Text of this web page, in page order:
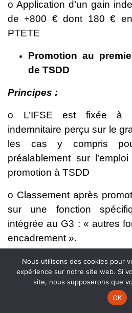
o Application d’un gain
de +800 € dont 180 €
PTETE
Promotion au
de TSDD
Principes :
o L’IFSE est fixée à
indemnitaire perçu sur le
les cas y compris
préalablement sur
promotion à TSDD
o Classement après
sur une fonction
intégrée au G3 : « autres
encadrement ».
Modalités de gestion de
o Montant minimum
de passage d’agent de
Nous utilisons des cookies pour
expérience sur notre site web. Si
site, nous supposerons que
OK